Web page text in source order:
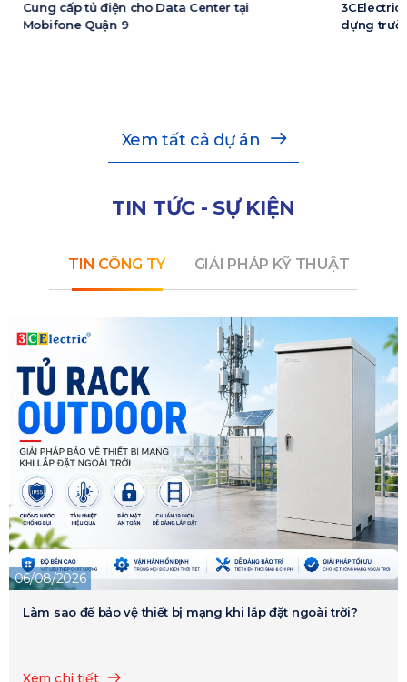
cho Data Center tại
3CElectric cung cấp tủ điện
dựng trường đại học FPT
Xem tất cả dự án
TIN TỨC - SỰ KIỆN
TIN CÔNG TY GIẢI PHÁP KỸ THUẬT
06/08/2026
Làm sao để bảo vệ thiết bị mạng khi lắp đặt ngoài trời?
Xem chi tiết